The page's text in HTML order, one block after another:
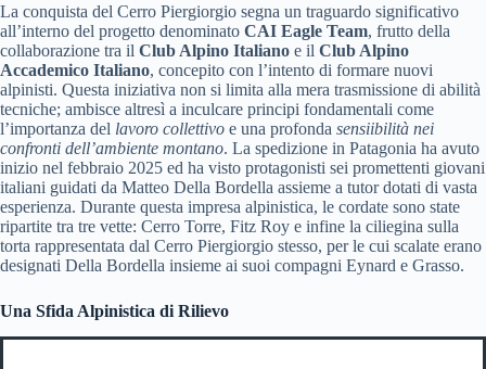
La conquista del Cerro Piergiorgio segna un traguardo significativo
all’interno del progetto denominato CAI Eagle Team, frutto della
collaborazione tra il Club Alpino Italiano e il Club Alpino
Accademico Italiano, concepito con l’intento di formare nuovi
alpinisti. Questa iniziativa non si limita alla mera trasmissione di abilità
tecniche; ambisce altresì a inculcare principi fondamentali come
l’importanza del lavoro collettivo e una profonda sensiibilità nei
confronti dell’ambiente montano. La spedizione in Patagonia ha avuto
inizio nel febbraio 2025 ed ha visto protagonisti sei promettenti giovani
italiani guidati da Matteo Della Bordella assieme a tutor dotati di vasta
esperienza. Durante questa impresa alpinistica, le cordate sono state
ripartite tra tre vette: Cerro Torre, Fitz Roy e infine la ciliegina sulla
torta rappresentata dal Cerro Piergiorgio stesso, per le cui scalate erano
designati Della Bordella insieme ai suoi compagni Eynard e Grasso.
Una Sfida Alpinistica di Rilievo